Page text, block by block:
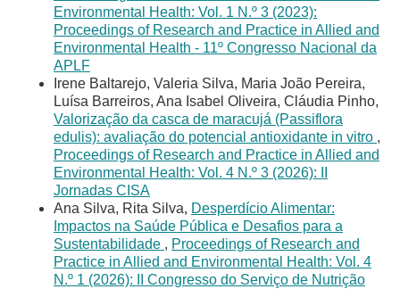
Environmental Health: Vol. 1 N.º 3 (2023):
Proceedings of Research and Practice in Allied and
Environmental Health - 11º Congresso Nacional da
APLF
Irene Baltarejo, Valeria Silva, Maria João Pereira,
Luísa Barreiros, Ana Isabel Oliveira, Cláudia Pinho,
Valorização da casca de maracujá (Passiflora
edulis): avaliação do potencial antioxidante in vitro ,
Proceedings of Research and Practice in Allied and
Environmental Health: Vol. 4 N.º 3 (2026): II
Jornadas CISA
Ana Silva, Rita Silva, Desperdício Alimentar:
Impactos na Saúde Pública e Desafios para a
Sustentabilidade , Proceedings of Research and
Practice in Allied and Environmental Health: Vol. 4
N.º 1 (2026): II Congresso do Serviço de Nutrição